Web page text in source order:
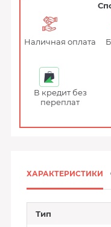
Наличная оплата
В кредит без
переплат
ХАРАКТЕРИСТИКИ
Тип